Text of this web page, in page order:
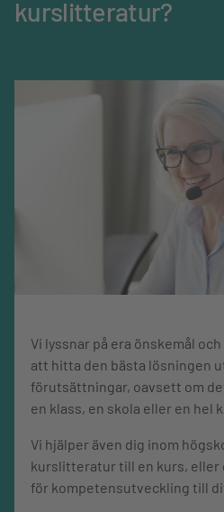
kurslitteratur?
Vi lyssnar på era önskemål
att hitta den bästa lösningen
förutsättningar, oavsett om
en klass, en skola eller en hel
Vi hjälper även dig inom
kurslitteratur till en kurs,
för kompetensutveckling till